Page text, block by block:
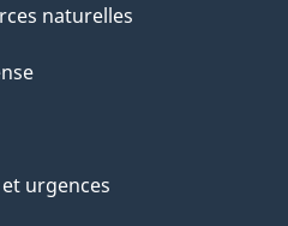
naturelles
urgences